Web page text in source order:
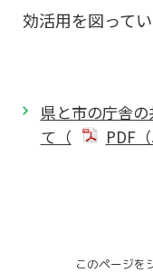
効活用を図ってい
県と市の庁舎
て（
PDF
このページを